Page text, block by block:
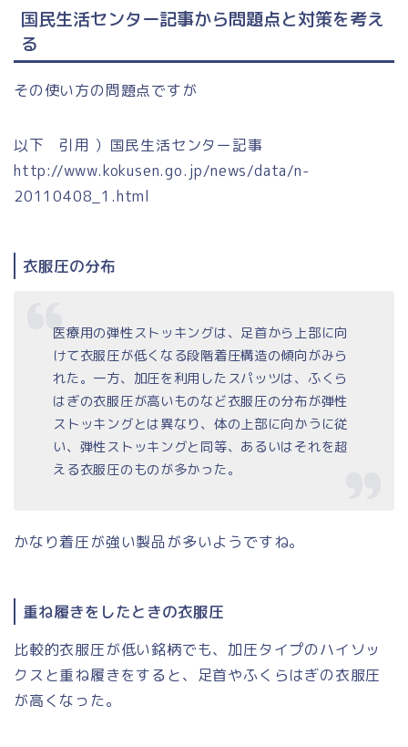
国民生活センター記事から問題点と対策を考え
る
その使い方の問題点ですが
以下 引用 ）国民生活センター記事
http://www.kokusen.go.jp/news/data/n-
20110408_1.html
衣服圧の分布
医療用の弾性ストッキングは、足首から上部に向
けて衣服圧が低くなる段階着圧構造の傾向がみら
れた。一方、加圧を利用したスパッツは、ふくら
はぎの衣服圧が高いものなど衣服圧の分布が弾性
ストッキングとは異なり、体の上部に向かうに従
い、弾性ストッキングと同等、あるいはそれを超
える衣服圧のものが多かった。
かなり着圧が強い製品が多いようですね。
重ね履きをしたときの衣服圧
比較的衣服圧が低い銘柄でも、加圧タイプのハイソッ
クスと重ね履きをすると、足首やふくらはぎの衣服圧
が高くなった。